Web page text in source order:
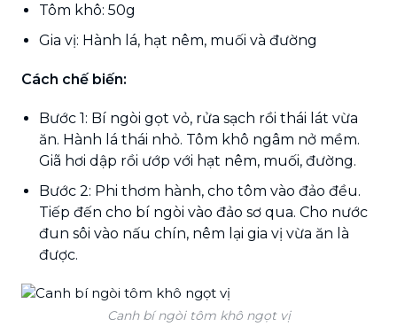
Tôm khô: 50g
Gia vị: Hành lá, hạt nêm, muối và đường
Cách chế biến:
Bước 1: Bí ngòi gọt vỏ, rửa sạch rồi thái lát vừa
ăn. Hành lá thái nhỏ. Tôm khô ngâm nở mềm.
Giã hơi dập rồi ướp với hạt nêm, muối, đường.
Bước 2: Phi thơm hành, cho tôm vào đảo đều.
Tiếp đến cho bí ngòi vào đảo sơ qua. Cho nước
đun sôi vào nấu chín, nêm lại gia vị vừa ăn là
được.
Canh bí ngòi tôm khô ngọt vị